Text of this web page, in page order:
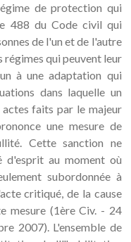
de protection qui
488 du Code civil qui
de l'un et de l'autre
régimes qui peuvent leur
à une adaptation qui
dans laquelle un
faits par le majeur
une mesure de
Cette sanction ne
d'esprit au moment où
subordonnée à
critiqué, de la cause
mesure (1ère Civ. - 24
2007). L'ensemble de